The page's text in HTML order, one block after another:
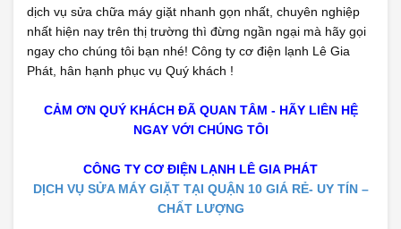
dịch vụ sửa chữa máy giặt nhanh gọn nhất, chuyên nghiệp
nhất hiện nay trên thị trường thì đừng ngần ngại mà hãy gọi
ngay cho chúng tôi bạn nhé! Công ty cơ điện lạnh Lê Gia
Phát, hân hạnh phục vụ Quý khách !
CẢM ƠN QUÝ KHÁCH ĐÃ QUAN TÂM - HÃY LIÊN HỆ
NGAY VỚI CHÚNG TÔI
CÔNG TY CƠ ĐIỆN LẠNH LÊ GIA PHÁT
DỊCH VỤ SỬA MÁY GIẶT TẠI QUẬN 10 GIÁ RẺ- UY TÍN –
CHẤT LƯỢNG